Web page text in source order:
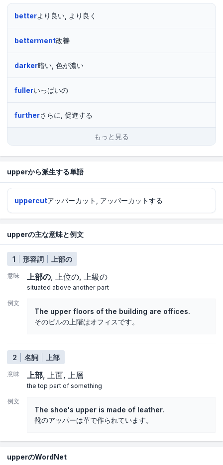
betterより良い, より良く
betterment改善
darker暗い, 色が濃い
fullerいっぱいの
furtherさらに, 促進する
もっと見る
upperから派生する単語
uppercutアッパーカット, アッパーカットする
upperの主な意味と例文
1 形容詞 上部の
意味 上部の 上位の 上級の
situated above another part
例文
The upper floors of the building are offices.
そのビルの上階はオフィスです。
2 名詞 上部
意味 上部 上面 上層
the top part of something
例文
The shoe's upper is made of leather.
靴のアッパーは革で作られています。
upperのWordNet